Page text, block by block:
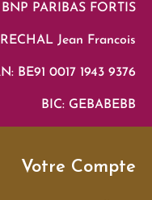
BNP PARIBAS FORTIS
Jean Francois
BE91 0017 1943 9376
BIC: GEBABEBB
Votre Compte